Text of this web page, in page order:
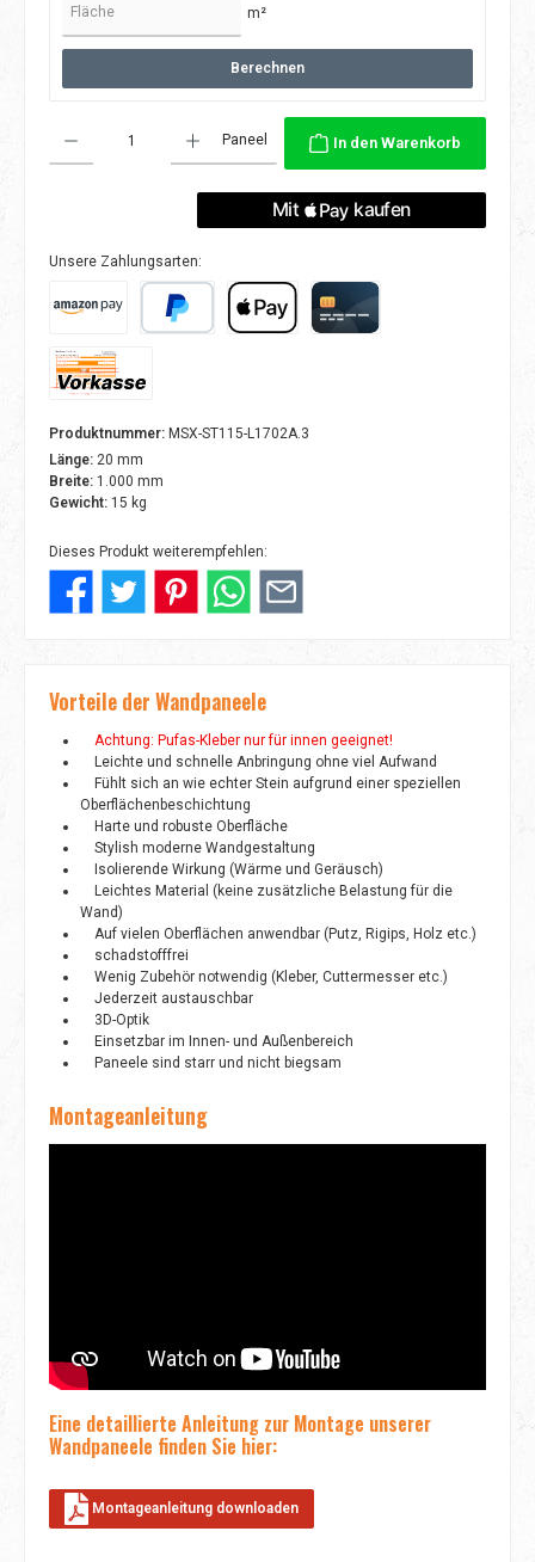
m²
Berechnen
Produkt Anzahl: Gib den gewünschten Wert ein oder benutze die
Paneel In den Warenkorb
Unsere Zahlungsarten:
Produktnummer: MSX-ST115-L1702A.3
Länge: 20 mm
Breite: 1.000 mm
Gewicht: 15 kg
Dieses Produkt weiterempfehlen:
Vorteile der Wandpaneele
Achtung: Pufas-Kleber nur für innen geeignet!
Leichte und schnelle Anbringung ohne viel Aufwand
Fühlt sich an wie echter Stein aufgrund einer speziellen
Oberflächenbeschichtung
Harte und robuste Oberfläche
Stylish moderne Wandgestaltung
Isolierende Wirkung (Wärme und Geräusch)
Leichtes Material (keine zusätzliche Belastung für die
Wand)
Auf vielen Oberflächen anwendbar (Putz, Rigips, Holz etc.)
schadstofffrei
Wenig Zubehör notwendig (Kleber, Cuttermesser etc.)
Jederzeit austauschbar
3D-Optik
Einsetzbar im Innen- und Außenbereich
Paneele sind starr und nicht biegsam
Montageanleitung
Eine detaillierte Anleitung zur Montage unserer
Wandpaneele finden Sie hier:
Montageanleitung downloaden